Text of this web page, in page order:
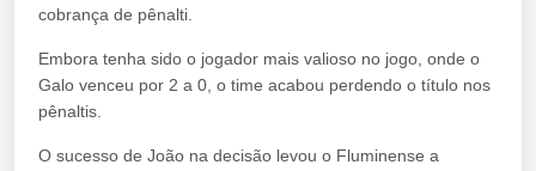
cobrança de pênalti.
Embora tenha sido o jogador mais valioso no jogo, onde o
Galo venceu por 2 a 0, o time acabou perdendo o título nos
pênaltis.
O sucesso de João na decisão levou o Fluminense a